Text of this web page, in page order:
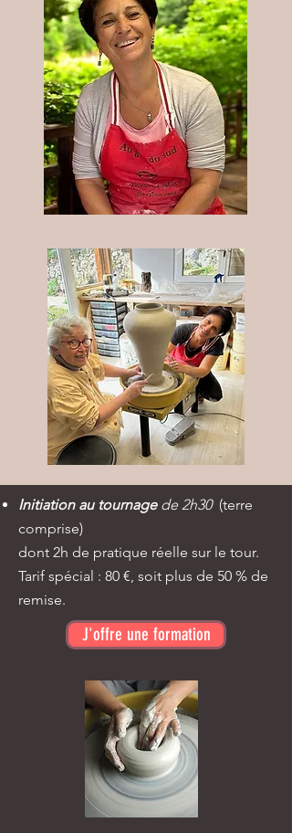
Initiation au tournagede 2h30 (terre
comprise)
dont 2h de pratique réelle sur le tour.
Tarif spécial : 80 €, soit plus de 50 % de
remise.
J'offre une formation